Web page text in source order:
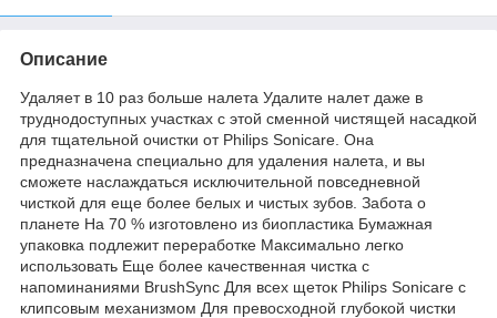
Описание
Удаляет в 10 раз больше налета Удалите налет даже в
труднодоступных участках с этой сменной чистящей насадкой
для тщательной очистки от Philips Sonicare. Она
предназначена специально для удаления налета, и вы
сможете наслаждаться исключительной повседневной
чисткой для еще более белых и чистых зубов. Забота о
планете На 70 % изготовлено из биопластика Бумажная
упаковка подлежит переработке Максимально легко
использовать Еще более качественная чистка с
напоминаниями BrushSync Для всех щеток Philips Sonicare с
клипсовым механизмом Для превосходной глубокой чистки